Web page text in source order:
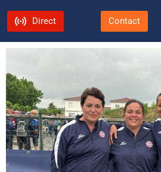
Direct Contact